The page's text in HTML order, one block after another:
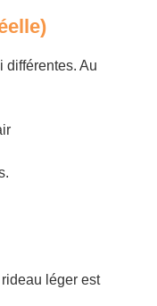
différentes. Au
léger est